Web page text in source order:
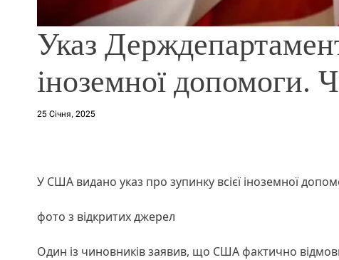
Указ
іноземної допомоги.
25 Січня, 2025
У США видано указ про зупинку всієї іноземної
фото з відкритих джерел
Один із чиновників заявив, що США фактично